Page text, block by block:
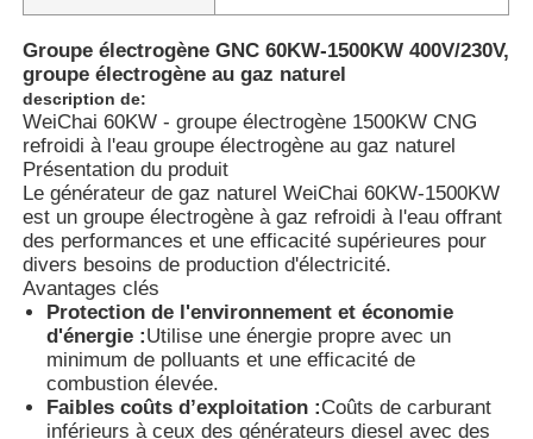
Accueil
Produits
Groupe électrogène GNC 60KW-1500KW 400V/230V,
groupe électrogène au gaz naturel
description de:
WeiChai 60KW - groupe électrogène 1500KW CNG
refroidi à l'eau groupe électrogène au gaz naturel
Présentation du produit
Le générateur de gaz naturel WeiChai 60KW-1500KW
est un groupe électrogène à gaz refroidi à l'eau offrant
des performances et une efficacité supérieures pour
divers besoins de production d'électricité.
Avantages clés
Protection de l'environnement et économie
d'énergie :Utilise une énergie propre avec un
minimum de polluants et une efficacité de
combustion élevée.
Faibles coûts d’exploitation :Coûts de carburant
inférieurs à ceux des générateurs diesel avec des